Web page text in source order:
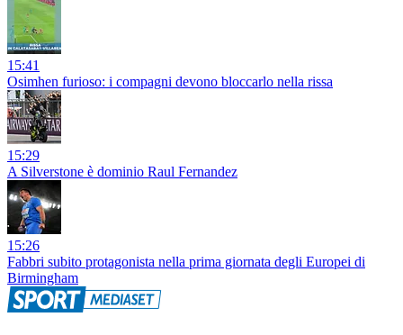
15:41
Osimhen furioso: i compagni devono bloccarlo nella rissa
15:29
A Silverstone è dominio Raul Fernandez
15:26
Fabbri subito protagonista nella prima giornata degli Europei di
Birmingham